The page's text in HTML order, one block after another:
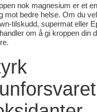
nok magnesium er et
mot bedre helse. Om du
tilskudd, supermat eller
om å gi kroppen din